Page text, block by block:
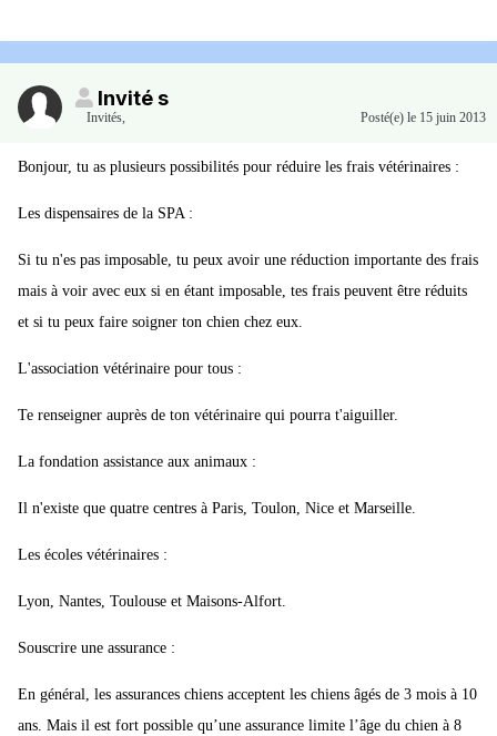
Invité s
Invités, Posté(e) le 15 juin 2013
Bonjour, tu as plusieurs possibilités pour réduire les frais vétérinaires :
Les dispensaires de la SPA :
Si tu n'es pas imposable, tu peux avoir une réduction importante des frais
mais à voir avec eux si en étant imposable, tes frais peuvent être réduits
et si tu peux faire soigner ton chien chez eux.
L'association vétérinaire pour tous :
Te renseigner auprès de ton vétérinaire qui pourra t'aiguiller.
La fondation assistance aux animaux :
Il n'existe que quatre centres à Paris, Toulon, Nice et Marseille.
Les écoles vétérinaires :
Lyon, Nantes, Toulouse et Maisons-Alfort.
Souscrire une assurance :
En général, les assurances chiens acceptent les chiens âgés de 3 mois à 10
ans. Mais il est fort possible qu’une assurance limite l’âge du chien à 8